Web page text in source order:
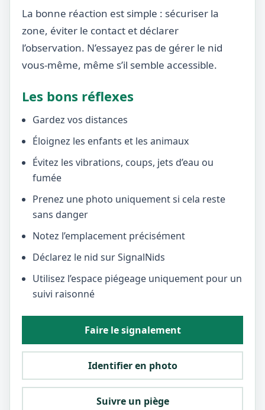
La bonne réaction est simple : sécuriser la
zone, éviter le contact et déclarer
l’observation. N’essayez pas de gérer le nid
vous-même, même s’il semble accessible.
Les bons réflexes
Gardez vos distances
Éloignez les enfants et les animaux
Évitez les vibrations, coups, jets d’eau ou
fumée
Prenez une photo uniquement si cela reste
sans danger
Notez l’emplacement précisément
Déclarez le nid sur SignalNids
Utilisez l’espace piégeage uniquement pour un
suivi raisonné
Faire le signalement
Identifier en photo
Suivre un piège